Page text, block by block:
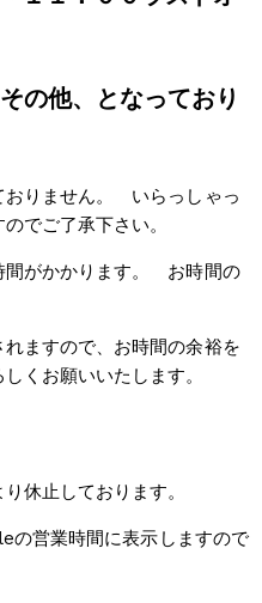
の他、となっており
おりません。 いらっしゃっ
のでご了承下さい。
間がかかります。 お時間の
ますので、お時間の余裕を
くお願いいたします。
休止しております。
営業時間に表示しますので